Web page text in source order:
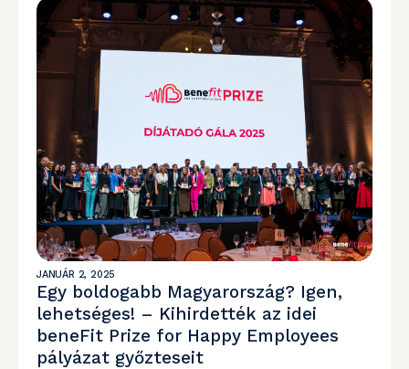
JANUÁR 2, 2025
Egy boldogabb Magyarország? Igen,
lehetséges! – Kihirdették az idei
beneFit Prize for Happy Employees
pályázat győzteseit